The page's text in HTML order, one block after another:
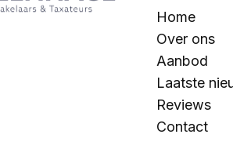
Home
Over ons
Aanbod
Laatste
Reviews
Contact